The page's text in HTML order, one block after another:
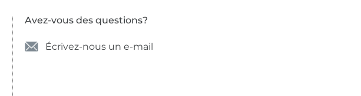
Avez-vous des questions?
Écrivez-nous un e-mail